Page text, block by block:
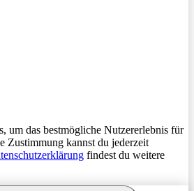
um das bestmögliche Nutzererlebnis für
Zustimmung kannst du jederzeit
findest du weitere